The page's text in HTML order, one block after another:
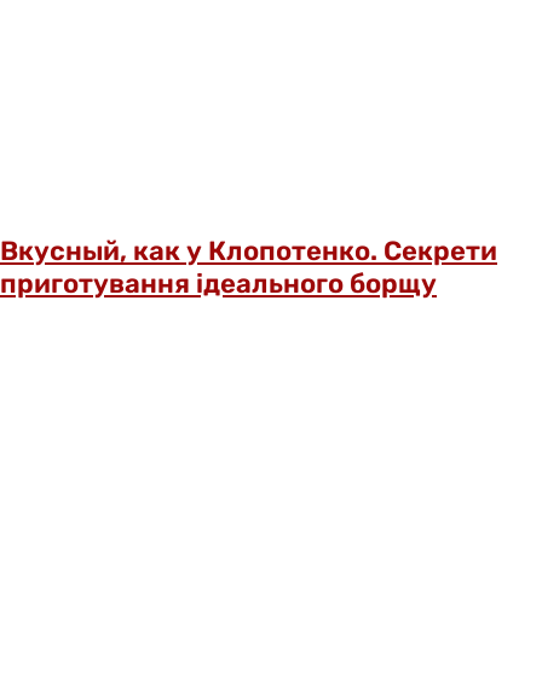
Вкусный, как у Клопотенко. Секрети
приготування ідеального борщу